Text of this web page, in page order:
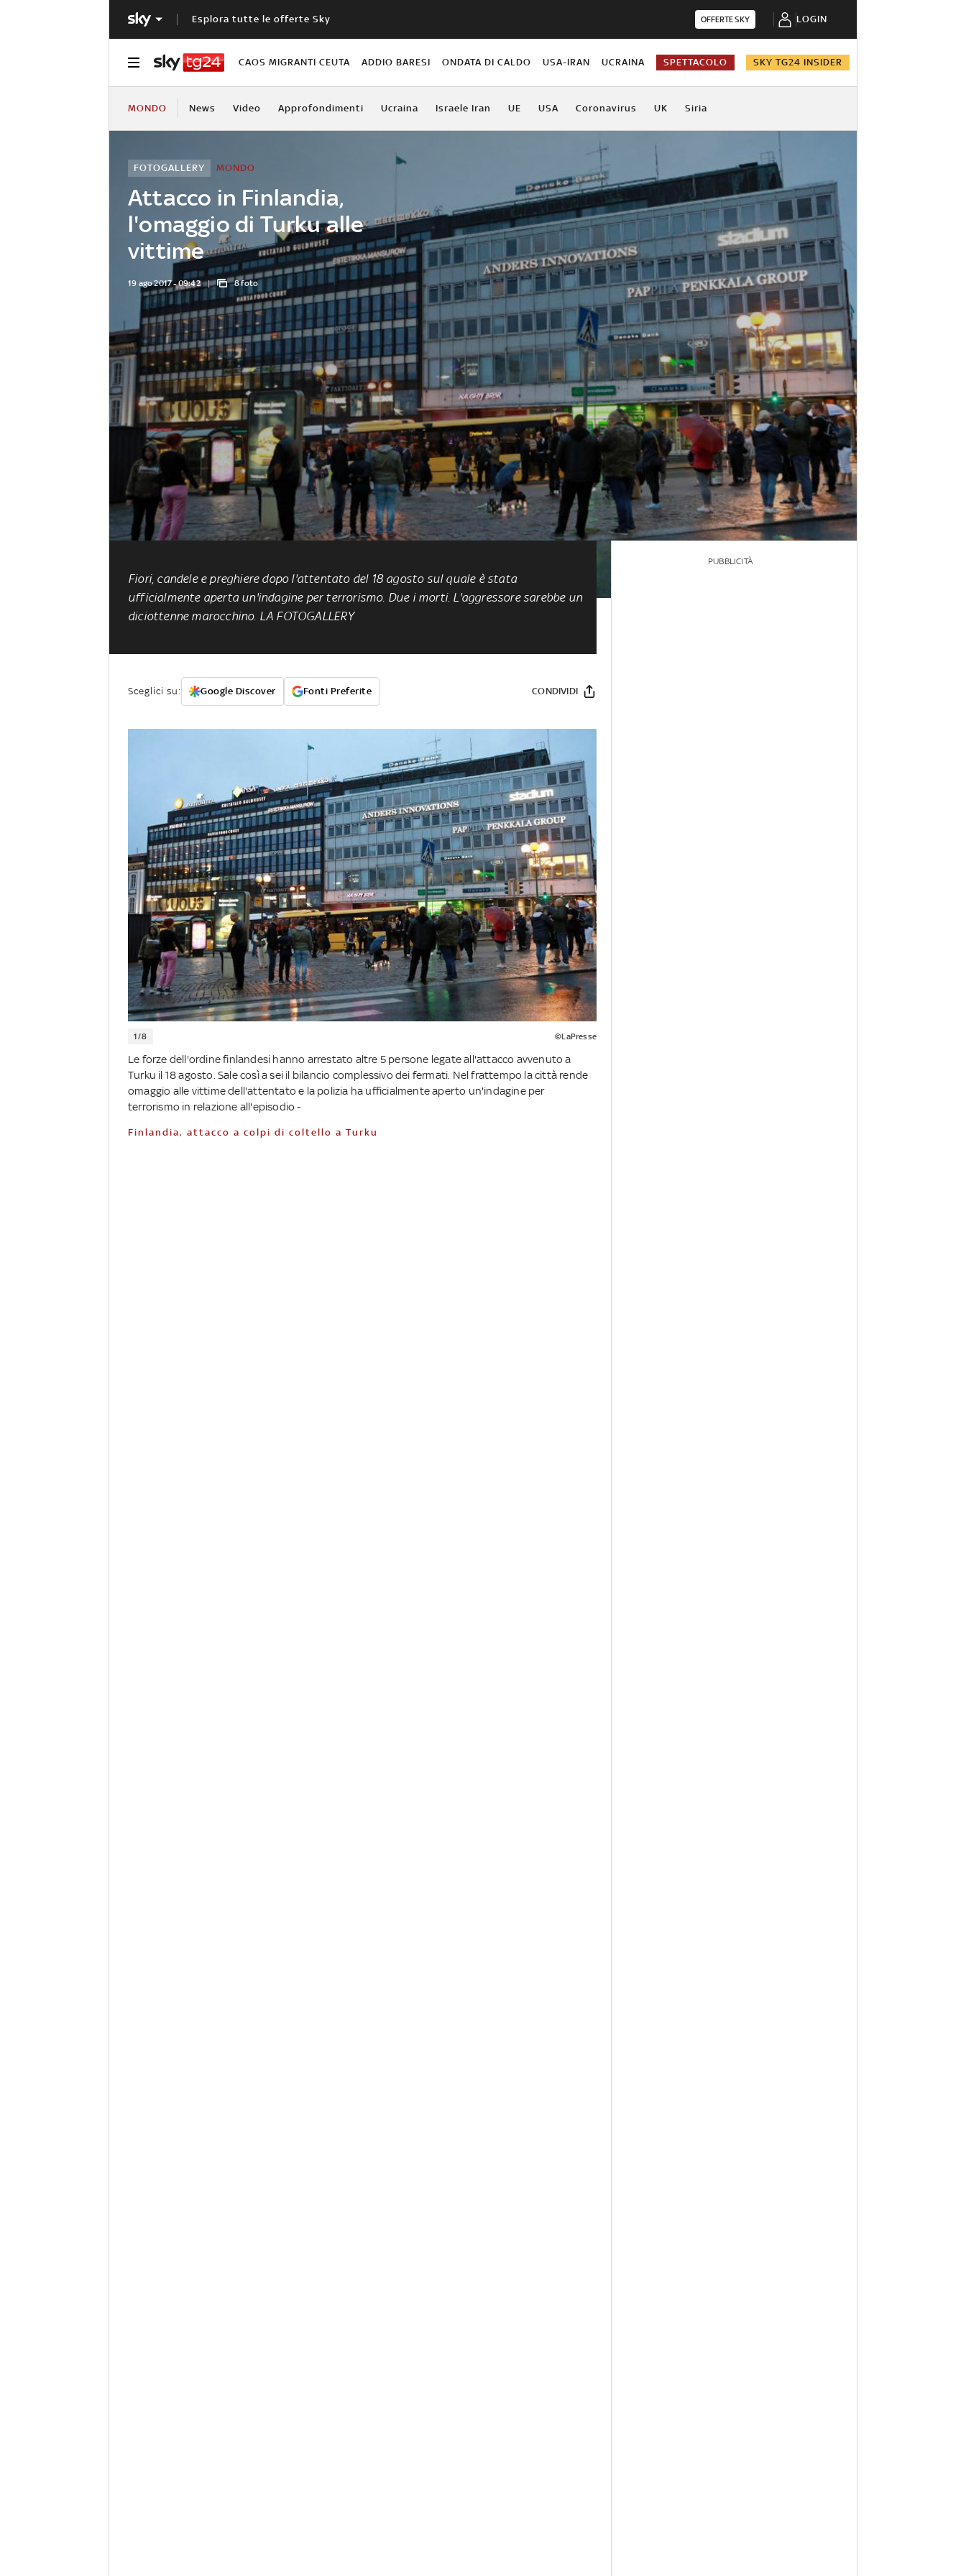
Esplora tutte le offerte Sky OFFERTE SKY LOGIN
CAOS MIGRANTI CEUTA ADDIO BARESI ONDATA DI CALDO USA-IRAN UCRAINA SPETTACOLO SKY TG24 INSIDER
MONDO News Video Approfondimenti Ucraina Israele Iran UE USA Coronavirus UK Siria
Attacco in Finlandia,
l'omaggio di Turku alle
vittime
MONDO
FOTOGALLERY
19 ago 2017 - 09:42 8 foto
Fiori, candele e preghiere dopo l'attentato del 18 agosto sul quale è stata
ufficialmente aperta un'indagine per terrorismo. Due i morti. L'aggressore sarebbe un
diciottenne marocchino. LA FOTOGALLERY
Sceglici su: Google Discover Fonti Preferite CONDIVIDI
1/8 ©LaPresse
Le forze dell'ordine finlandesi hanno arrestato altre 5 persone legate all'attacco avvenuto a
Turku il 18 agosto. Sale così a sei il bilancio complessivo dei fermati. Nel frattempo la città rende
omaggio alle vittime dell'attentato e la polizia ha ufficialmente aperto un'indagine per
terrorismo in relazione all'episodio -
Finlandia, attacco a colpi di coltello a Turku
PUBBLICITÀ